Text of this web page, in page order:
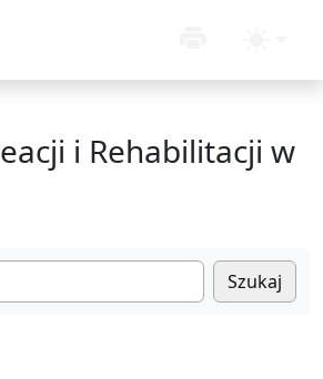
i Rehabilitacji w
Szukaj